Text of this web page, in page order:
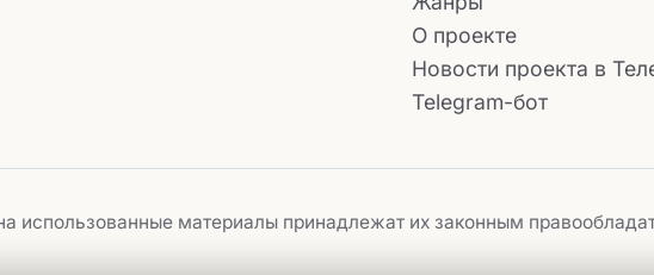
О проекте
Новости проекта в
Telegram-бот
использованные материалы принадлежат их законным